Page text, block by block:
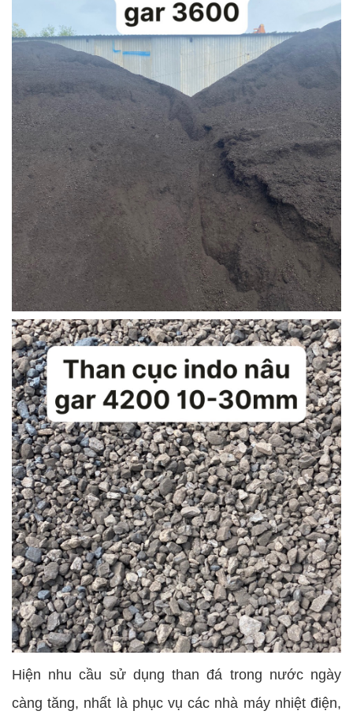
Hiện nhu cầu sử dụng than đá trong nước ngày
càng tăng, nhất là phục vụ các nhà máy nhiệt điện,